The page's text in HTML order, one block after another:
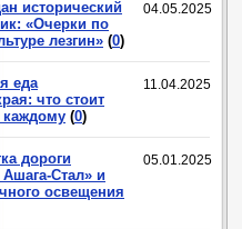
04.05.2025
исторический
«Очерки по
лезгин» (0)
11.04.2025
еда
что стоит
каждому (0)
05.01.2025
дороги
Стал» и
освещения